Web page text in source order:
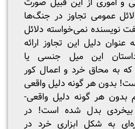
و اموری از این قبیل صورت
عمومی تجاوز در جنگ‌ها
نویسنده نمی‌خواسته دلائل
عنوان دلیل این تجاوز ارائه
این میل جنسی یا
به محاق خرد و اعمال کور
بدون هر گونه دلیل واقعی
بدون هر گونه دلیل واقعی-
بیخردی بدل شده است! در
به شکل ابزاری خرد در